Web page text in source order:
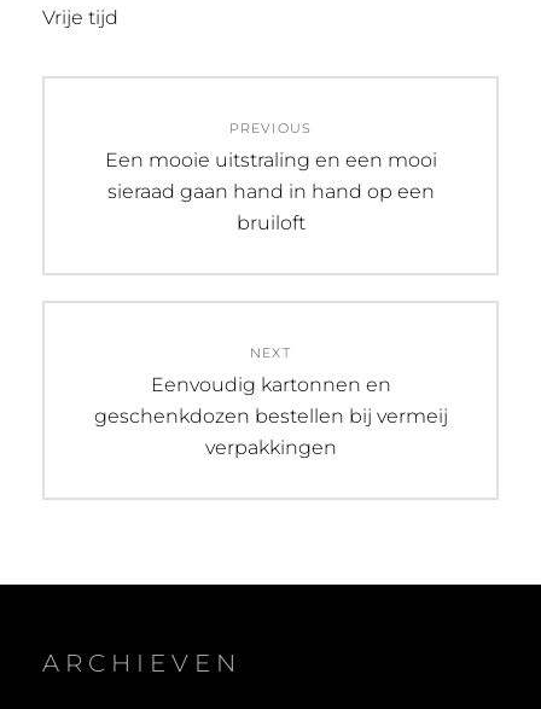
Vrije tijd
navigation
PREVIOUS
Previous
post:
Een mooie uitstraling en een mooi
sieraad gaan hand in hand op een
bruiloft
NEXT
Next
post:
Eenvoudig kartonnen en
geschenkdozen bestellen bij vermeij
verpakkingen
ARCHIEVEN